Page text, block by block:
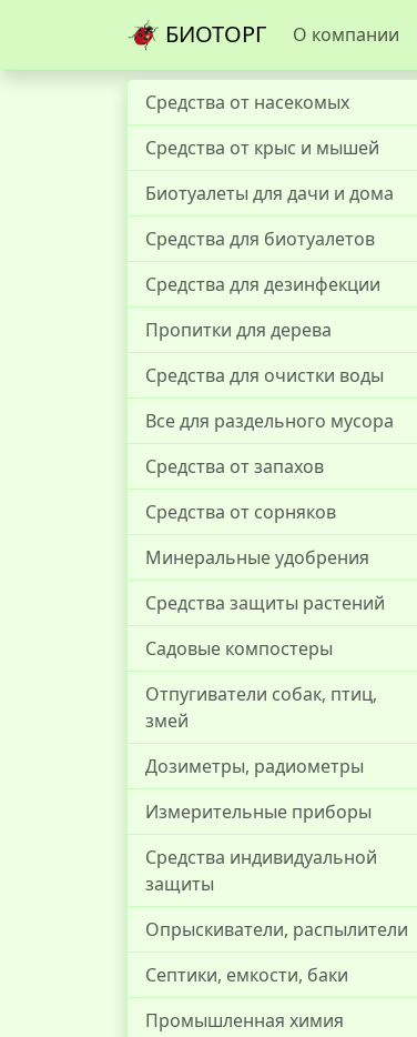
БИОТОРГ О компании
Средства от насекомых
Средства от крыс и мышей
Биотуалеты для дачи и дома
Средства для биотуалетов
Средства для дезинфекции
Пропитки для дерева
Средства для очистки воды
Все для раздельного мусора
Средства от запахов
Средства от сорняков
Минеральные удобрения
Средства защиты растений
Садовые компостеры
Отпугиватели собак, птиц,
змей
Дозиметры, радиометры
Измерительные приборы
Средства индивидуальной
защиты
Опрыскиватели, распылители
Септики, емкости, баки
Промышленная химия